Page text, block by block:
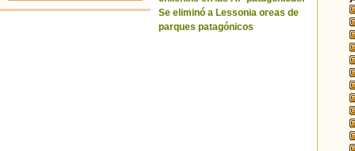
Se eliminó a Lessonia oreas de
parques patagónicos